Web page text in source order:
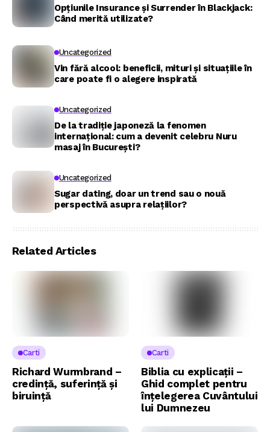
Opțiunile Insurance și Surrender în Blackjack:
Când merită utilizate?
Uncategorized
Vin fără alcool: beneficii, mituri și situațiile în
care poate fi o alegere inspirată
Uncategorized
De la tradiție japoneză la fenomen
internațional: cum a devenit celebru Nuru
masaj în București?
Uncategorized
Sugar dating, doar un trend sau o nouă
perspectivă asupra relațiilor?
Related Articles
Carti
Richard Wurmbrand –
credință, suferință și
biruință
Carti
Biblia cu explicații –
Ghid complet pentru
înțelegerea Cuvântului
lui Dumnezeu